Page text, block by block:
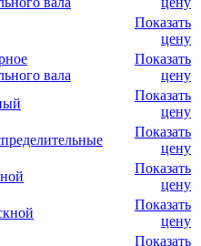
Показать
цену
вала
Показать
цену
Показать
цену
Показать
цену
Показать
цену
Показать
цену
Показать